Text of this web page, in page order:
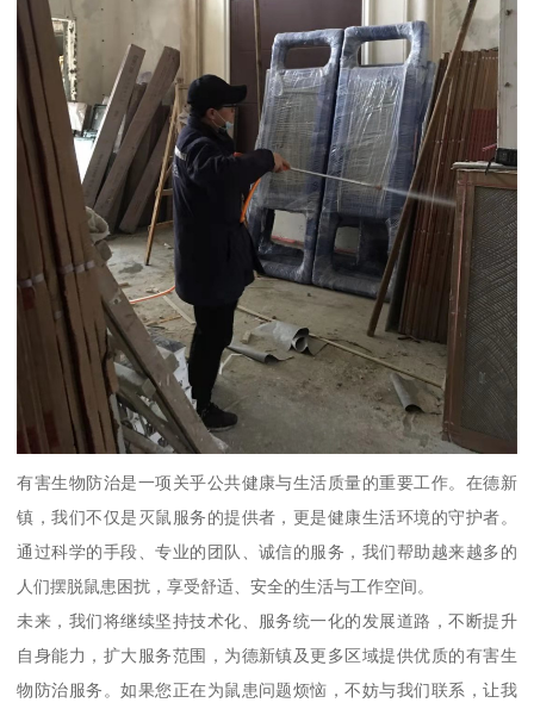
有害生物防治是一项关乎公共健康与生活质量的重要工作。在德新
镇，我们不仅是灭鼠服务的提供者，更是健康生活环境的守护者。
通过科学的手段、专业的团队、诚信的服务，我们帮助越来越多的
人们摆脱鼠患困扰，享受舒适、安全的生活与工作空间。
未来，我们将继续坚持技术化、服务统一化的发展道路，不断提升
自身能力，扩大服务范围，为德新镇及更多区域提供优质的有害生
物防治服务。如果您正在为鼠患问题烦恼，不妨与我们联系，让我